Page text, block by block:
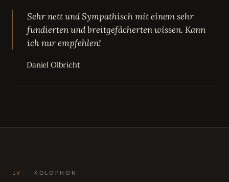
Sehr nett und Sympathisch mit einem sehr
fundierten und breitgefächerten wissen. Kann
ich nur empfehlen!
Daniel Olbricht
IV KOLOPHON